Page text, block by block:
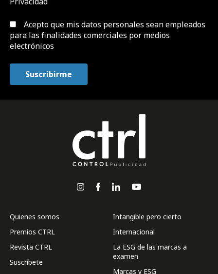
Acepto que mis datos personales sean empleados
para las finalidades comerciales por medios
electrónicos
Quienes somos
Premios CTRL
Revista CTRL
Suscríbete
Intangible pero cierto
Internacional
La ESG de las marcas a
examen
Marcas y ESG